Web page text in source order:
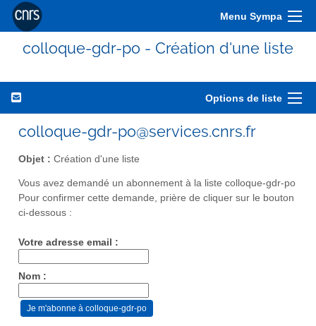
Menu Sympa
colloque-gdr-po - Création d'une liste
Options de liste
colloque-gdr-po@services.cnrs.fr
Objet : Création d'une liste
Vous avez demandé un abonnement à la liste colloque-gdr-po
Pour confirmer cette demande, prière de cliquer sur le bouton
ci-dessous :
Votre adresse email :
Nom :